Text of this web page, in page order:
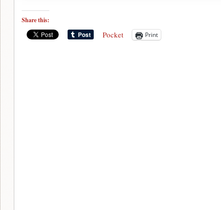
Share this:
Pocket Print